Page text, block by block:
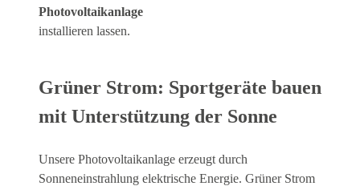
Photovoltaikanlage
installieren lassen.
Grüner Strom: Sportgeräte bauen
mit Unterstützung der Sonne
Unsere Photovoltaikanlage erzeugt durch
Sonneneinstrahlung elektrische Energie. Grüner Strom